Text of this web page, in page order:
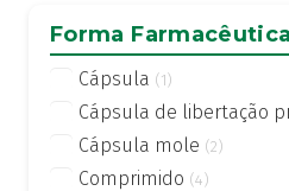
Pankreoflat (1)
Pantelmin
Sea-Band (1)
Spasmomen (1)
Viabom (2)
Forma Farmacêutica
Cápsula (1)
Cápsula de libertação
Cápsula mole (2)
Comprimido (4)